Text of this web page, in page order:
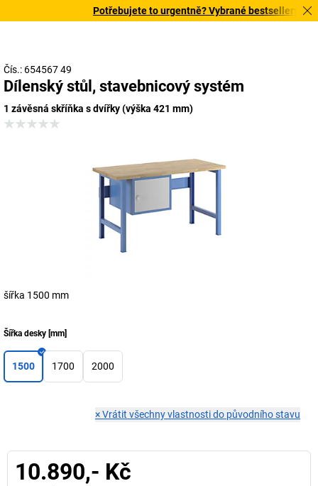
Potřebujete to urgentně? Vybrané bestsellery
Čís.: 654567 49
Dílenský stůl, stavebnicový systém
1 závěsná skříňka s dvířky (výška 421 mm)
šířka 1500 mm
Šířka desky [mm]
1500 1700 2000
×Vrátit všechny vlastnosti do původního stavu
10.890,- Kč